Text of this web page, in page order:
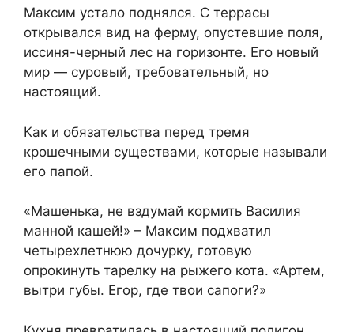
Максим устало поднялся. С террасы
открывался вид на ферму, опустевшие поля,
иссиня-черный лес на горизонте. Его новый
мир — суровый, требовательный, но
настоящий.
Как и обязательства перед тремя
крошечными существами, которые называли
его папой.
«Машенька, не вздумай кормить Василия
манной кашей!» – Максим подхватил
четырехлетнюю дочурку, готовую
опрокинуть тарелку на рыжего кота. «Артем,
вытри губы. Егор, где твои сапоги?»